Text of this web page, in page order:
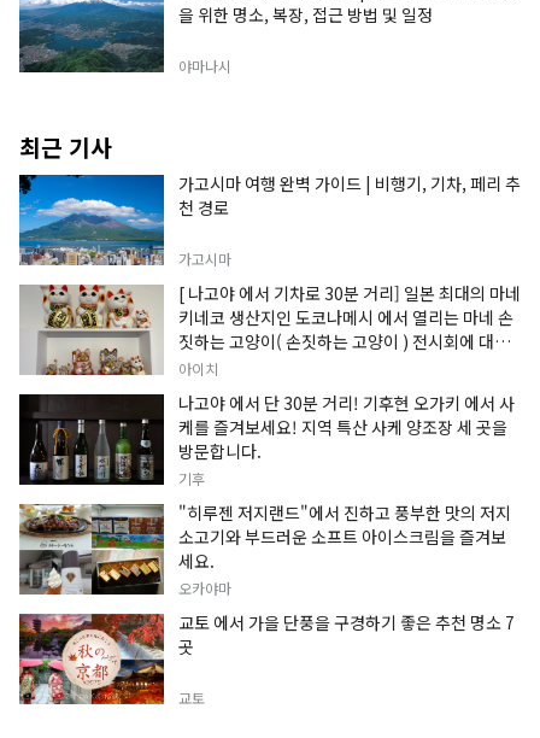
을 위한 명소, 복장, 접근 방법 및 일정
야마나시
최근 기사
가고시마 여행 완벽 가이드 | 비행기, 기차, 페리 추
천 경로
가고시마
[ 나고야 에서 기차로 30분 거리] 일본 최대의 마네
키네코 생산지인 도코나메시 에서 열리는 마네 손
짓하는 고양이( 손짓하는 고양이 ) 전시회에 대한
정보입니다.
아이치
나고야 에서 단 30분 거리! 기후현 오가키 에서 사
케를 즐겨보세요! 지역 특산 사케 양조장 세 곳을
방문합니다.
기후
"히루젠 저지랜드"에서 진하고 풍부한 맛의 저지
소고기와 부드러운 소프트 아이스크림을 즐겨보
세요.
오카야마
교토 에서 가을 단풍을 구경하기 좋은 추천 명소 7
곳
교토